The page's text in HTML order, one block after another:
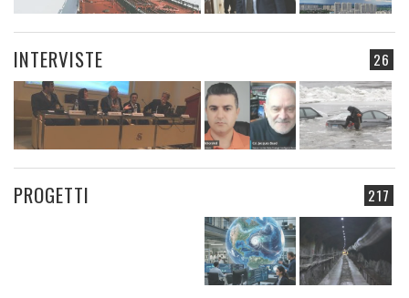
26
INTERVISTE
217
PROGETTI